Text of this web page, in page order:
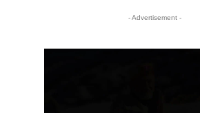
- Advertisement -